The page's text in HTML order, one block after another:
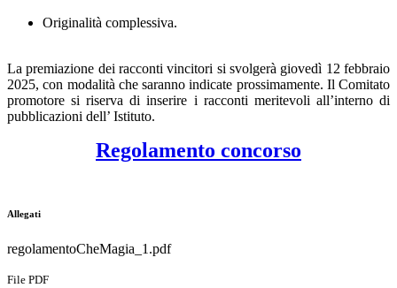
Originalità complessiva.
La premiazione dei racconti vincitori si svolgerà giovedì 12 febbraio
2025, con modalità che saranno indicate prossimamente. Il Comitato
promotore si riserva di inserire i racconti meritevoli all’interno di
pubblicazioni dell’ Istituto.
Regolamento concorso
Allegati
regolamentoCheMagia_1.pdf
File PDF